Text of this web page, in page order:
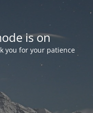
is on
you for your patience!